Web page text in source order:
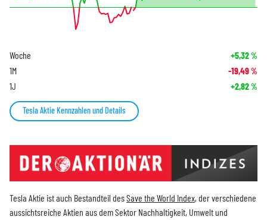
Woche +5,32%
1M -19,49%
1J +2,82%
Tesla Aktie Kennzahlen und Details
Tesla Aktie ist auch Bestandteil desSave the World Index, der verschiedene
aussichtsreiche Aktien aus dem Sektor Nachhaltigkeit, Umwelt und